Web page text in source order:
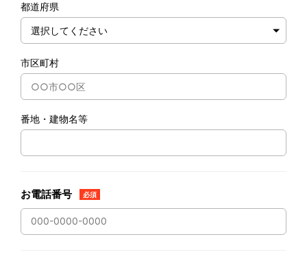
都道府県
市区町村
番地・建物名等
お電話番号 必須